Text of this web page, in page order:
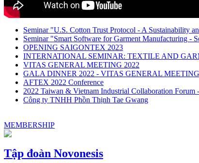
Seminar "U.S. Cotton Trust Protocol - A Sustainability
Seminar "Smart Software for Garment Manufacturing -
OPENING SAIGONTEX 2023
INTERNATIONAL SEMINAR: TEXTILE AND
VITAS GENERAL MEETING 2022
GALA DINNER 2022 - VITAS GENERAL MEETING
AFTEX 2022 Conference
2022 Taiwan & Vietnam Industrial Collaboration Forum
Công ty TNHH Phồn Thịnh Tae Gwang
MEMBERSHIP
Tập đoàn Novonesis